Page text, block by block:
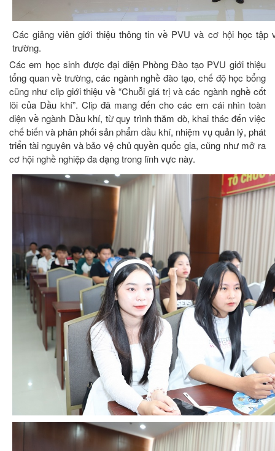
Các giảng viên giới thiệu thông tin về PVU và cơ hội học tập
trường.
Các em học sinh được đại diện Phòng Đào tạo PVU giới thiệu
tổng quan về trường, các ngành nghề đào tạo, chế độ học bổng
cũng như clip giới thiệu về “Chuỗi giá trị và các ngành nghề cốt
lõi của Dầu khí”. Clip đã mang đến cho các em cái nhìn toàn
diện về ngành Dầu khí, từ quy trình thăm dò, khai thác đến việc
chế biến và phân phối sản phẩm dầu khí, nhiệm vụ quản lý, phát
triển tài nguyên và bảo vệ chủ quyền quốc gia, cũng như mở ra
cơ hội nghề nghiệp đa dạng trong lĩnh vực này.